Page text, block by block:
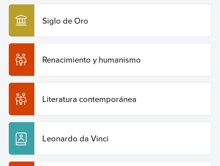
Siglo de Oro
Renacimiento y humanismo
Literatura contemporánea
Leonardo da Vinci